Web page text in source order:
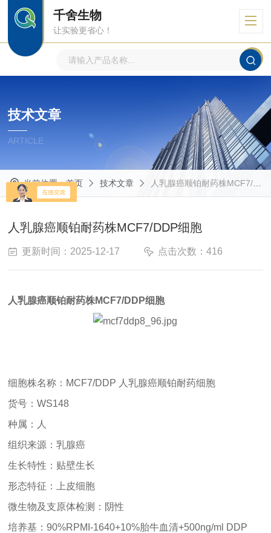
千舍生物
让实验更省心！
技术文章
ARTICLE
当前位置：首页 技术文章 人乳腺癌顺铂耐药株MCF7/DDP细胞
人乳腺癌顺铂耐药株MCF7/DDP细胞
更新时间：2025-12-17 点击次数：416
人乳腺癌顺铂耐药株MCF7/DDP细胞
细胞株名称： MCF7/DDP 人乳腺癌顺铂耐药细胞
货号：WS148
种属：人
组织来源：乳腺癌
生长特性：贴壁生长
形态特征：上皮细胞
微生物及支原体检测：阴性
培养基：90%RPMI-1640+10%胎牛血清+500ng/ml DDP